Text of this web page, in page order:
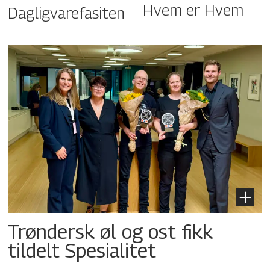
Dagligvarefasiten Hvem er Hvem
Trøndersk øl og ost fikk
tildelt Spesialitet